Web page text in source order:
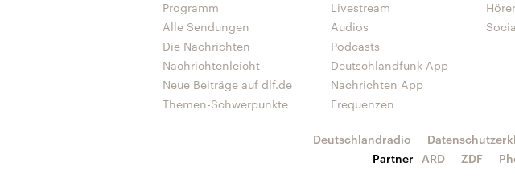
Programm
Alle Sendungen
Die Nachrichten
Nachrichtenleicht
Neue Beiträge auf dlf.de
Themen-Schwerpunkte
Livestream
Audios
Podcasts
Deutschlandfunk App
Nachrichten App
Frequenzen
Deutschlandradio
Partner
ARD ZDF